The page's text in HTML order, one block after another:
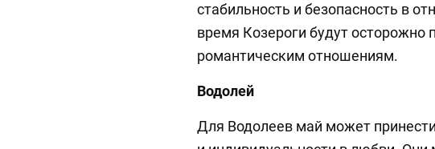
стабильность и безопасность в
время Козероги будут осторожно
романтическим отношениям.
Водолей
Для Водолеев май может